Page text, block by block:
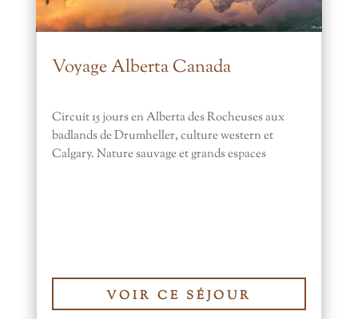
Voyage Alberta Canada
Circuit 15 jours en Alberta des Rocheuses aux
badlands de Drumheller, culture western et
Calgary. Nature sauvage et grands espaces
VOIR CE SÉJOUR